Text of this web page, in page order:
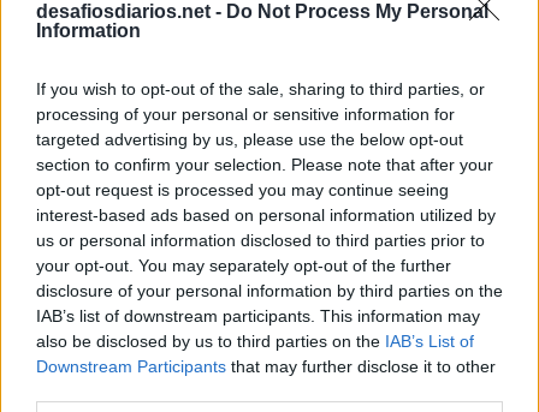
desafiosdiarios.net - Do Not Process My Personal
Information
If you wish to opt-out of the sale, sharing to third parties, or
processing of your personal or sensitive information for
targeted advertising by us, please use the below opt-out
section to confirm your selection. Please note that after your
opt-out request is processed you may continue seeing
interest-based ads based on personal information utilized by
us or personal information disclosed to third parties prior to
your opt-out. You may separately opt-out of the further
disclosure of your personal information by third parties on the
IAB’s list of downstream participants. This information may
also be disclosed by us to third parties on the IAB’s List of
Downstream Participants that may further disclose it to other
Hashtag Outubro 2 2025